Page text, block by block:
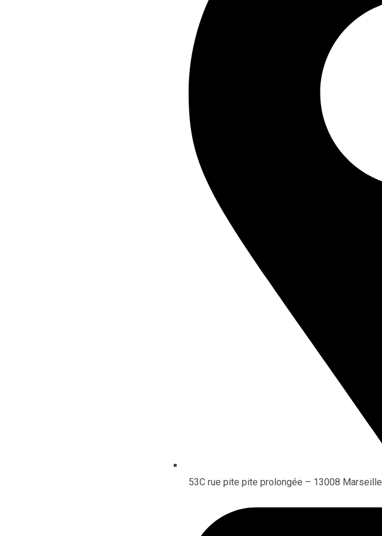
53C rue pite pite prolongée – 13008 Marseille